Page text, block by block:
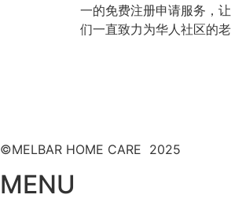
一的免费注册申请服务，
们一直致力为华人社区的
©MELBAR HOME CARE 2025
MENU